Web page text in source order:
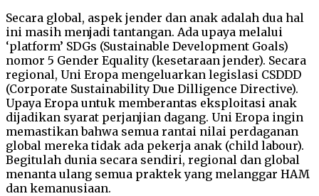
Secara global, aspek jender dan anak adalah dua hal
ini masih menjadi tantangan. Ada upaya melalui
‘platform’ SDGs (Sustainable Development Goals)
nomor 5 Gender Equality (kesetaraan jender). Secara
regional, Uni Eropa mengeluarkan legislasi CSDDD
(Corporate Sustainability Due Dilligence Directive).
Upaya Eropa untuk memberantas eksploitasi anak
dijadikan syarat perjanjian dagang. Uni Eropa ingin
memastikan bahwa semua rantai nilai perdaganan
global mereka tidak ada pekerja anak (child labour).
Begitulah dunia secara sendiri, regional dan global
menanta ulang semua praktek yang melanggar HAM
dan kemanusiaan.